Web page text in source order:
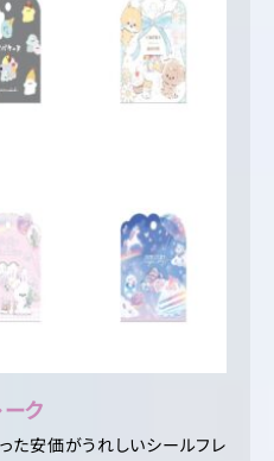
ク
た安価がうれしいシールフレ